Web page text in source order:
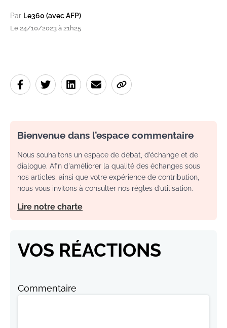
Par Le360 (avec AFP)
Le 24/10/2023 à 21h25
Bienvenue dans l’espace commentaire
Nous souhaitons un espace de débat, d’échange et de
dialogue. Afin d'améliorer la qualité des échanges sous
nos articles, ainsi que votre expérience de contribution,
nous vous invitons à consulter nos règles d’utilisation.
Lire notre charte
VOS RÉACTIONS
Commentaire